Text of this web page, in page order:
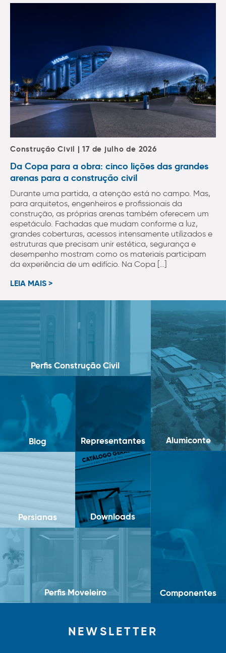
Construção Civil | 17 de julho de 2026
Da Copa para a obra: cinco lições das grandes
arenas para a construção civil
Durante uma partida, a atenção está no campo. Mas,
para arquitetos, engenheiros e profissionais da
construção, as próprias arenas também oferecem um
espetáculo. Fachadas que mudam conforme a luz,
grandes coberturas, acessos intensamente utilizados e
estruturas que precisam unir estética, segurança e
desempenho mostram como os materiais participam
da experiência de um edifício. Na Copa […]
LEIA MAIS >
Perfis Construção Civil
Alumiconte
Blog Representantes
Componentes
Persianas Downloads
Perfis Moveleiro
NEWSLETTER